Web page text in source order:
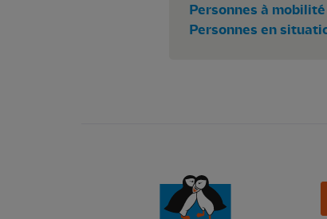
Personnes à
Personnes en